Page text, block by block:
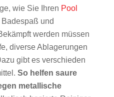
wie Sie Ihren Pool
und
werden müssen
diverse Ablagerungen
gibt es verschieden
So helfen saure
metallische